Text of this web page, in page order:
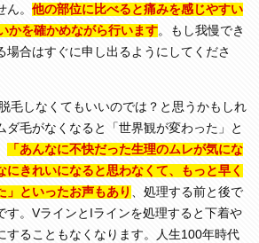
。 他の部位に比べると痛みを感じやすい
かを確かめながら行います。もし我慢でき
場合はすぐに申し出るようにしてくださ
毛しなくてもいいのでは？と思うかもしれ
ダ毛がなくなると「世界観が変わった」と
「あんなに不快だった生理のムレが気にな
にきれいになると思わなくて、もっと早く
」といったお声もあり 、処理する前と後で
す。VラインとIラインを処理すると下着や
することもなくなります。人生100年時代